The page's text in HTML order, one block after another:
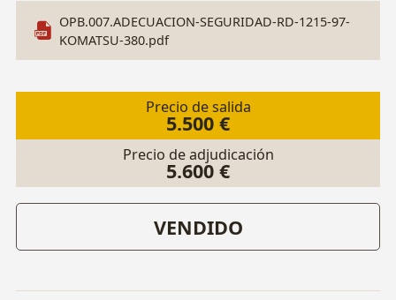
OPB.007.ADECUACION-SEGURIDAD-RD-1215-97-
KOMATSU-380.pdf
Precio de salida
5.500 €
Precio de adjudicación
5.600 €
VENDIDO